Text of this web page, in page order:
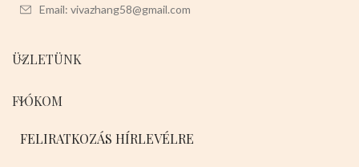
Email: vivazhang58@gmail.com
ÜZLETÜNK
FIÓKOM
FELIRATKOZÁS HÍRLEVÉLRE